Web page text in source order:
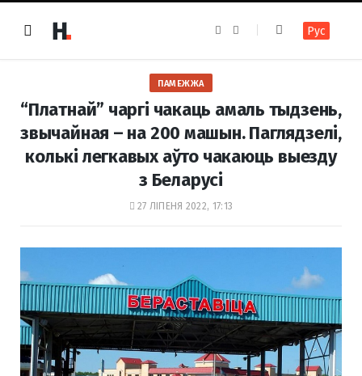
e
k
t
a
m
Рус
ПАМЕЖЖА
“Платнай” чаргі чакаць амаль тыдзень,
звычайная – на 200 машын. Паглядзелі,
колькі легкавых аўто чакаюць выезду
з Беларусі
27 ЛІПЕНЯ 2022, 17:13